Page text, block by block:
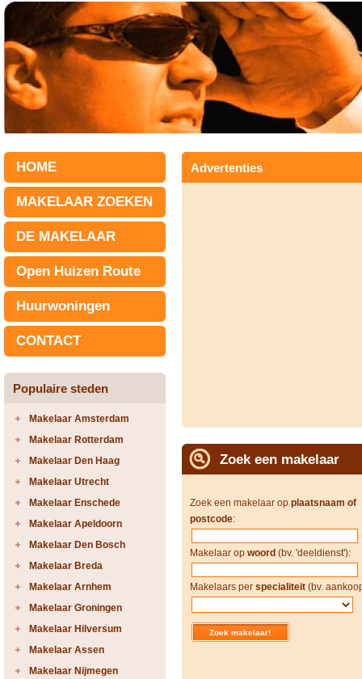
HOME
MAKELAAR ZOEKEN
DE MAKELAAR
Open Huizen Route
Huurwoningen
CONTACT
Populaire steden
Makelaar Amsterdam
Makelaar Rotterdam
Makelaar Den Haag
Makelaar Utrecht
Makelaar Enschede
Makelaar Apeldoorn
Makelaar Den Bosch
Makelaar Breda
Makelaar Arnhem
Makelaar Groningen
Makelaar Hilversum
Makelaar Assen
Makelaar Nijmegen
Advertenties
Zoek een makelaar
Zoek een makelaar op plaatsnaam of
postcode:
Makelaar op woord (bv. 'deeldienst'):
Makelaars per specialiteit (bv.